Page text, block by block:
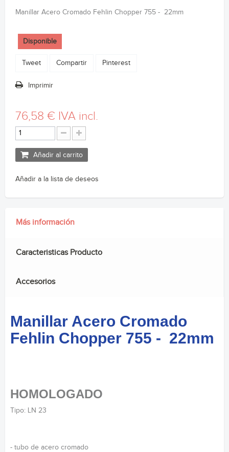
Manillar Acero Cromado Fehlin Chopper 755 - 22mm
Disponible
Tweet Compartir Pinterest
Imprimir
76,58 € IVA incl.
Añadir al carrito
Añadir a la lista de deseos
Más información
Caracteristicas Producto
Accesorios
Manillar Acero Cromado
Fehlin Chopper 755 - 22mm
HOMOLOGADO
Tipo: LN 23
- tubo de acero cromado